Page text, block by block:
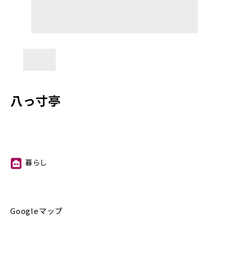
八っ寸亭
⑪ 暮らし
Googleマップ